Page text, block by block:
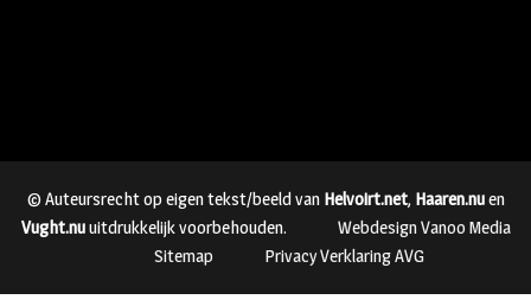
© Auteursrecht op eigen tekst/beeld van Helvoirt.net, Haaren.nuen
Vught.nuuitdrukkelijk voorbehouden.
Webdesign Vanoo Media
Sitemap
Privacy Verklaring AVG